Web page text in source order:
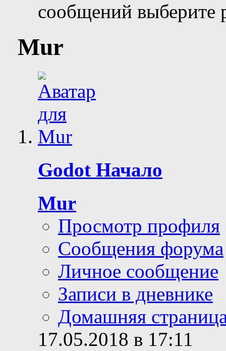
сообщений выберите
Mur
Godot Начало
Mur
Просмотр профиля
Сообщения форума
Личное сообщение
Записи в дневнике
Домашняя
17.05.2018 в 17:11